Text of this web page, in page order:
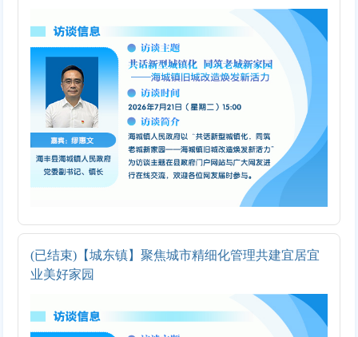
(已结束)【城东镇】聚焦城市精细化管理共建宜居宜
业美好家园